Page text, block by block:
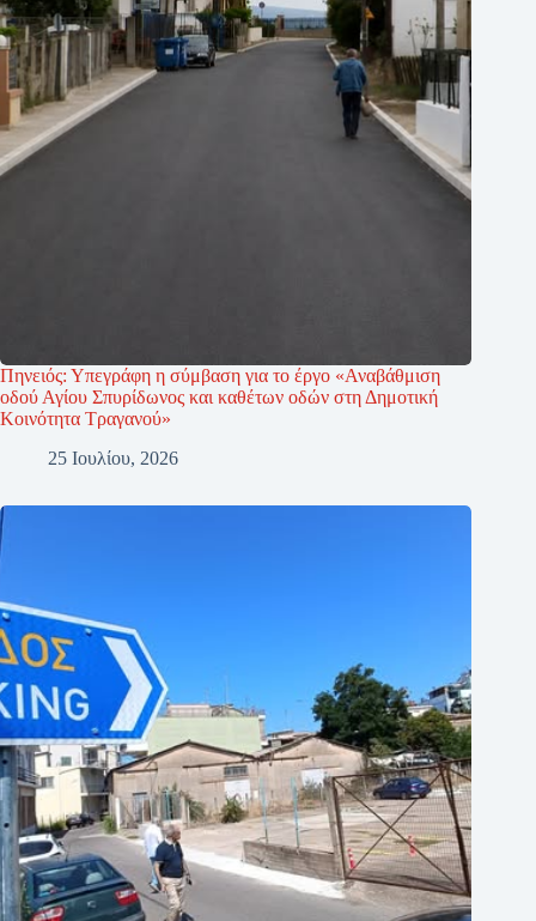
Πηνειός: Υπεγράφη η σύμβαση για το έργο «Αναβάθμιση
οδού Αγίου Σπυρίδωνος και καθέτων οδών στη Δημοτική
Κοινότητα Τραγανού»
25 Ιουλίου, 2026